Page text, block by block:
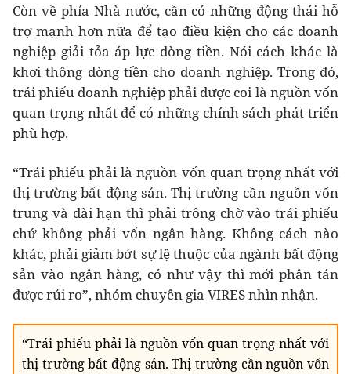
Còn về phía Nhà nước, cần có những động thái hỗ
trợ mạnh hơn nữa để tạo điều kiện cho các doanh
nghiệp giải tỏa áp lực dòng tiền. Nói cách khác là
khơi thông dòng tiền cho doanh nghiệp. Trong đó,
trái phiếu doanh nghiệp phải được coi là nguồn vốn
quan trọng nhất để có những chính sách phát triển
phù hợp.
“Trái phiếu phải là nguồn vốn quan trọng nhất với
thị trường bất động sản. Thị trường cần nguồn vốn
trung và dài hạn thì phải trông chờ vào trái phiếu
chứ không phải vốn ngân hàng. Không cách nào
khác, phải giảm bớt sự lệ thuộc của ngành bất động
sản vào ngân hàng, có như vậy thì mới phân tán
được rủi ro”, nhóm chuyên gia VIRES nhìn nhận.
“Trái phiếu phải là nguồn vốn quan trọng nhất với
thị trường bất động sản. Thị trường cần nguồn vốn